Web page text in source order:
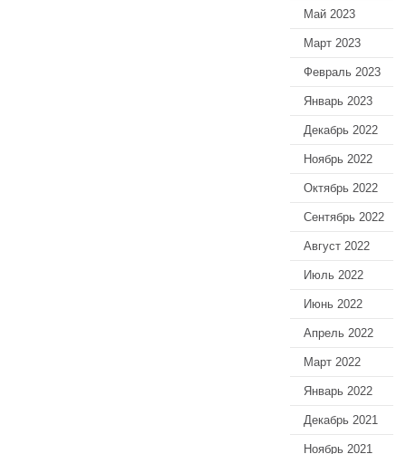
Май 2023
Март 2023
Февраль 2023
Январь 2023
Декабрь 2022
Ноябрь 2022
Октябрь 2022
Сентябрь 2022
Август 2022
Июль 2022
Июнь 2022
Апрель 2022
Март 2022
Январь 2022
Декабрь 2021
Ноябрь 2021